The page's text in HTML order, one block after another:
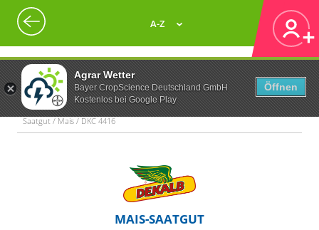
Agrar Wetter
Bayer CropScience Deutschland GmbH
Kostenlos bei Google Play
Öffnen
A-Z
Saatgut / Mais / DKC 4416
MAIS-SAATGUT